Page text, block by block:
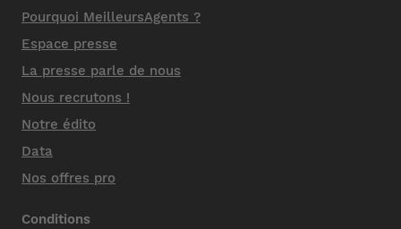
Pourquoi MeilleursAgents ?
Espace presse
La presse parle de nous
Nous recrutons !
Notre édito
Data
Nos offres pro
Conditions